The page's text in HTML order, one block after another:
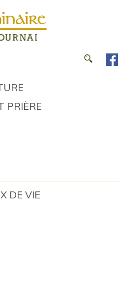
PRIÈRE
DE VIE